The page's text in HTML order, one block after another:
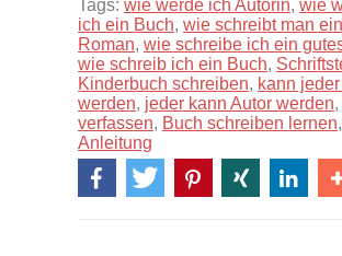
Tags: wie werde ich Autorin, wie
ich ein Buch, wie schreibt man
Roman, wie schreibe ich ein
wie schreib ich ein Buch,
Kinderbuch schreiben, kann
werden, jeder kann Autor werden,
verfassen, Buch schreiben lernen
Anleitung